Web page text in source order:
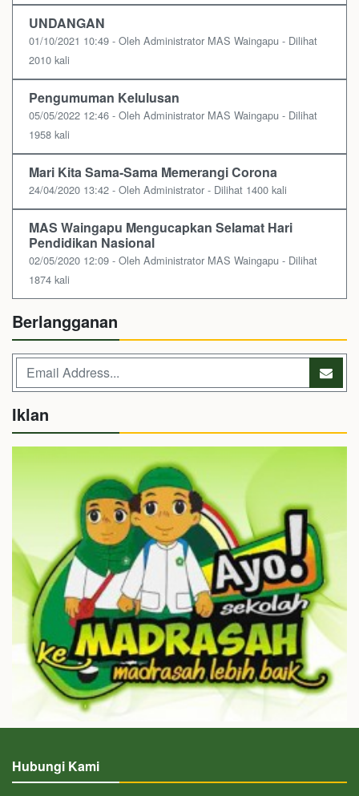
UNDANGAN
01/10/2021 10:49 - Oleh Administrator MAS Waingapu - Dilihat
2010 kali
Pengumuman Kelulusan
05/05/2022 12:46 - Oleh Administrator MAS Waingapu - Dilihat
1958 kali
Mari Kita Sama-Sama Memerangi Corona
24/04/2020 13:42 - Oleh Administrator - Dilihat 1400 kali
MAS Waingapu Mengucapkan Selamat Hari
Pendidikan Nasional
02/05/2020 12:09 - Oleh Administrator MAS Waingapu - Dilihat
1874 kali
Berlangganan
Iklan
Hubungi Kami